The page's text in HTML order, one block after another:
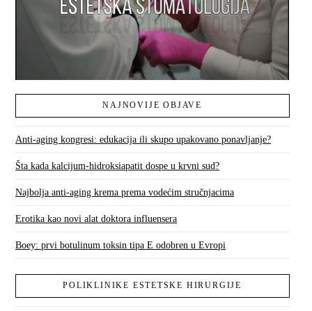
NAJNOVIJE OBJAVE
Anti-aging kongresi: edukacija ili skupo upakovano ponavljanje?
Šta kada kalcijum-hidroksiapatit dospe u krvni sud?
Najbolja anti-aging krema prema vodećim stručnjacima
Erotika kao novi alat doktora influensera
Boey: prvi botulinum toksin tipa E odobren u Evropi
POLIKLINIKE ESTETSKE HIRURGIJE